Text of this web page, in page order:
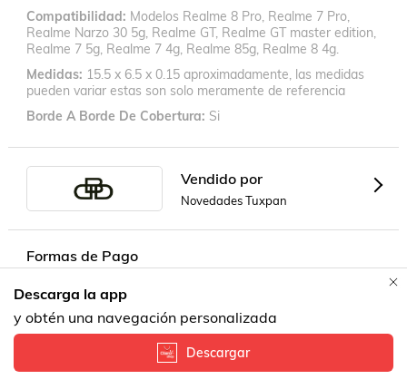
Compatibilidad Modelos Realme 8 Pro, Realme 7 Pro,
Realme Narzo 30 5g, Realme GT, Realme GT master edition,
Realme 7 5g, Realme 7 4g, Realme 85g, Realme 8 4g.
Medidas 15.5 x 6.5 x 0.15 aproximadamente, las medidas
pueden variar estas son solo meramente de referencia
Borde A Borde De Cobertura Si
Vendido por
Novedades Tuxpan
Formas de Pago
Descarga la app
y obtén una navegación personalizada
Descargar